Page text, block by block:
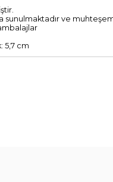
ve
5,7 cm